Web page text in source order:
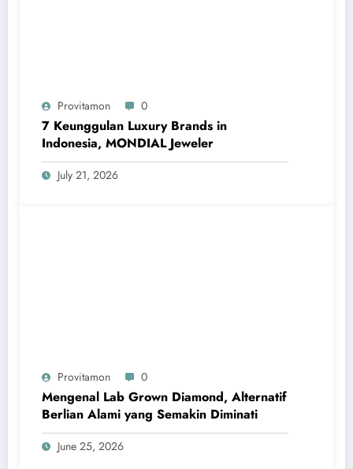
Provitamon 0
7 Keunggulan Luxury Brands in
Indonesia, MONDIAL Jeweler
July 21, 2026
Provitamon 0
Mengenal Lab Grown Diamond, Alternatif
Berlian Alami yang Semakin Diminati
June 25, 2026